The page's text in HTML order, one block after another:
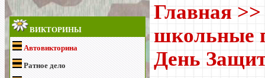
ВИКТОРИНЫ
Автовикторина
Ратное дело
Главная
школьные
День